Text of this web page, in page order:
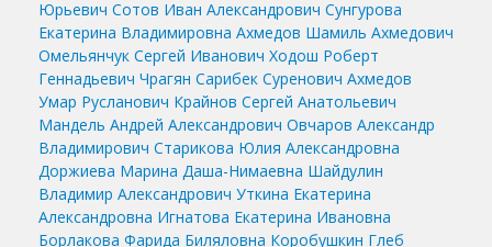
Юрьевич Сотов Иван Александрович Сунгурова
Екатерина Владимировна Ахмедов Шамиль Ахмедович
Омельянчук Сергей Иванович Ходош Роберт
Геннадьевич Чрагян Сарибек Суренович Ахмедов
Умар Русланович Крайнов Сергей Анатольевич
Мандель Андрей Александрович Овчаров Александр
Владимирович Старикова Юлия Александровна
Доржиева Марина Даша-Нимаевна Шайдулин
Владимир Александрович Уткина Екатерина
Александровна Игнатова Екатерина Ивановна
Борлакова Фарида Биляловна Коробушкин Глеб